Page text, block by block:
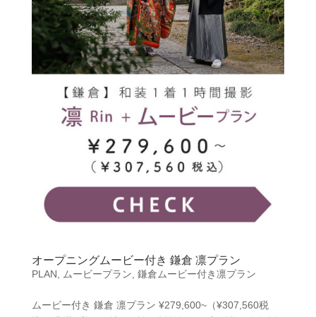
オープニングムービー付き 鎌倉 凛プラン
PLAN ムービープラン 鎌倉ムービー付き凛プラン
ムービー付き 鎌倉 凛プラン ¥279,600~（¥307,560税